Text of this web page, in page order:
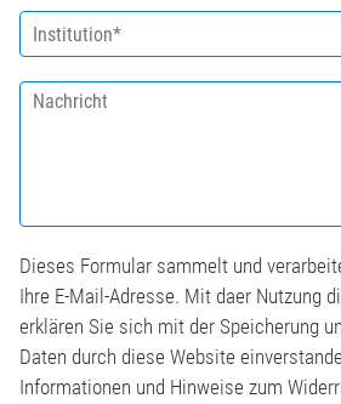
i
I
n
*
N
h
t
*
Dieses Formular sammelt und
Ihre E-Mail-Adresse. Mit daer Nutzung
erklären Sie sich mit der Speicherung
Daten durch diese Website
Informationen und Hinweise zum